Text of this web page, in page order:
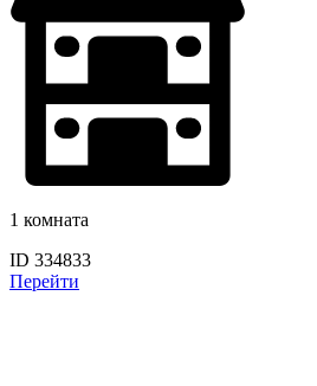
1 комната
ID 334833
Перейти